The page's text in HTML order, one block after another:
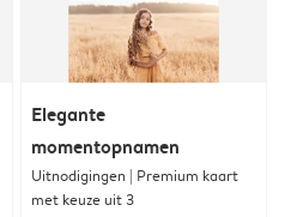
Elegante
momentopnamen
Uitnodigingen | Premium kaart
met keuze uit 3